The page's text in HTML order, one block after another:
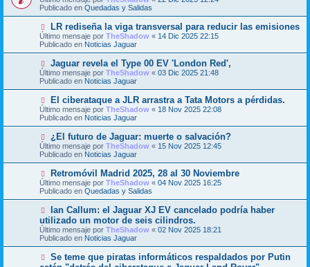
e
n
s
j
e
e
v
o
m
e
n
s
a
j
e
Publicado en Quedadas y Salidas
N
u
e
v
m
e
n
s
j
e
LR rediseña la viga transversal para reducir las emisiones
Último mensaje por TheShadow « 14 Dic 2025 22:15
Publicado en Noticias Jaguar
N
u
e
v
o
m
e
n
s
j
e
Jaguar revela el Type 00 EV 'London Red',
Último mensaje por TheShadow « 03 Dic 2025 21:48
Publicado en Noticias Jaguar
N
u
e
v
m
e
n
s
j
e
El ciberataque a JLR arrastra a Tata Motors a pérdidas.
Último mensaje por TheShadow « 18 Nov 2025 22:08
Publicado en Noticias Jaguar
N
u
e
v
o
m
e
n
s
j
e
¿El futuro de Jaguar: muerte o salvación?
Último mensaje por TheShadow « 15 Nov 2025 12:45
Publicado en Noticias Jaguar
N
u
e
v
o
m
e
n
s
a
e
Retromóvil Madrid 2025, 28 al 30 Noviembre
Último mensaje por TheShadow « 04 Nov 2025 16:25
Publicado en Quedadas y Salidas
N
u
e
v
o
m
e
Ian Callum: el Jaguar XJ EV cancelado podría haber
utilizado un motor de seis cilindros.
Último mensaje por TheShadow « 02 Nov 2025 18:21
Publicado en Noticias Jaguar
N
u
Se teme que piratas informáticos respaldados por Putin